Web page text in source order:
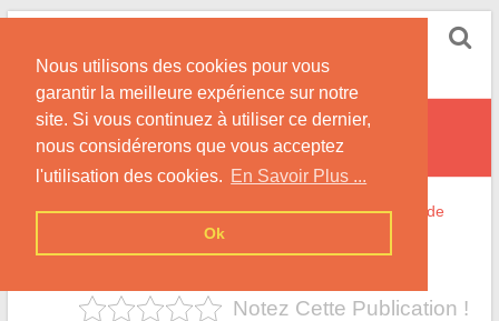
Nous utilisons des cookies pour vous
garantir la meilleure expérience sur notre
site. Si vous continuez à utiliser ce dernier,
nous considérerons que vous acceptez
l'utilisation des cookies. En Savoir Plus ...
Ok
Skip
content
Site Consacré à Nightwish avec la Chanteuse Tarja
Bless The Child
Home»La Discographie»Traductions et Interprétations de
Bless The Child
Notez Cette Publication !